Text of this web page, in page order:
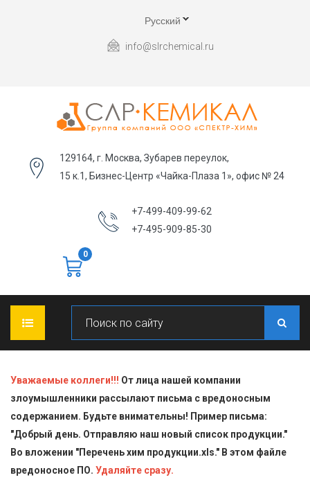
Русский
info@slrchemical.ru
129164, г. Москва, Зубарев переулок,
15 к.1, Бизнес-Центр «Чайка-Плаза 1», офис № 24
+7-499-409-99-62
+7-495-909-85-30
0
О КОМПАНИИ
ПРОДУКЦИЯ
Блескообразующие добавки
СТАТЬИ
Уважаемые коллеги!!! От лица нашей компании
злоумышленники рассылают письма с вредоносным
содержанием. Будьте внимательны! Пример письма:
"Добрый день. Отправляю наш новый список продукции."
Во вложении "Перечень хим продукции.xls." В этом файле
вредоносное ПО. Удаляйте сразу.